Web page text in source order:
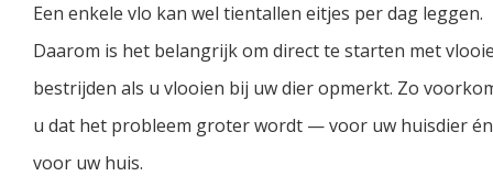
Een enkele vlo kan wel tientallen eitjes per dag leggen.
Daarom is het belangrijk om direct te starten met
bestrijden als u vlooien bij uw dier opmerkt. Zo
u dat het probleem groter wordt — voor uw huisdier én
voor uw huis.